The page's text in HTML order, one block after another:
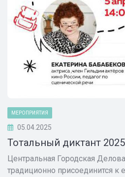
МЕРОПРИЯТИЯ
05.04.2025
Тотальный диктант 2025
Центральная Городская
традиционно присоединится к